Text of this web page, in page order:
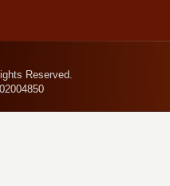
Reserved.